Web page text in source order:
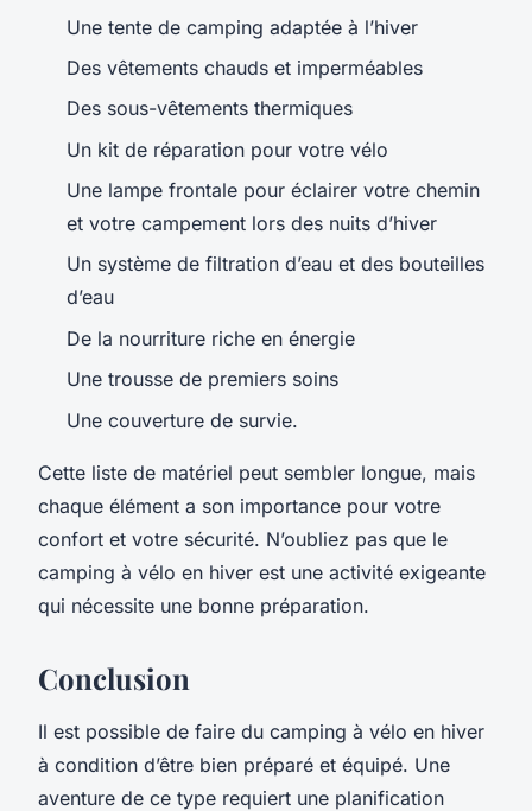
Une tente de camping adaptée à l’hiver
Des vêtements chauds et imperméables
Des sous-vêtements thermiques
Un kit de réparation pour votre vélo
Une lampe frontale pour éclairer votre chemin
et votre campement lors des nuits d’hiver
Un système de filtration d’eau et des bouteilles
d’eau
De la nourriture riche en énergie
Une trousse de premiers soins
Une couverture de survie.
Cette liste de matériel peut sembler longue, mais
chaque élément a son importance pour votre
confort et votre sécurité. N’oubliez pas que le
camping à vélo en hiver est une activité exigeante
qui nécessite une bonne préparation.
Conclusion
Il est possible de faire du camping à vélo en hiver
à condition d’être bien préparé et équipé. Une
aventure de ce type requiert une planification